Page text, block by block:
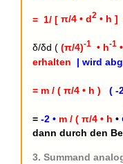
= 1/ [ π/4 • d2 • h ]
δ/δd ( (π/4)-1 • h-1
erhalten | wird
= m / ( π/4 • h ) ( -
= -2 • m / ( π/4 • h •
dann durch den
3. Summand